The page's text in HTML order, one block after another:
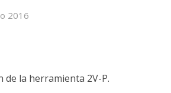
2016
de la herramienta 2V-P.